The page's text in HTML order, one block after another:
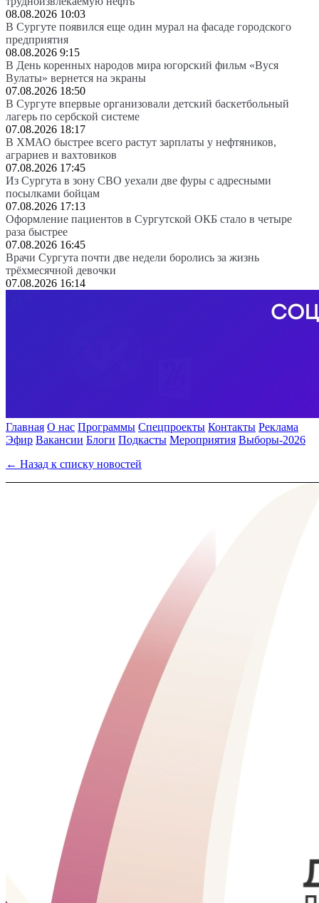
08.08.2026 10:03
В Сургуте появился еще один мурал на фасаде городского
предприятия
08.08.2026 9:15
В День коренных народов мира югорский фильм «Вуся
Вулаты» вернется на экраны
07.08.2026 18:50
В Сургуте впервые организовали детский баскетбольный
лагерь по сербской системе
07.08.2026 18:17
В ХМАО быстрее всего растут зарплаты у нефтяников,
аграриев и вахтовиков
07.08.2026 17:45
Из Сургута в зону СВО уехали две фуры с адресными
посылками бойцам
07.08.2026 17:13
Оформление пациентов в Сургутской ОКБ стало в четыре
раза быстрее
07.08.2026 16:45
Врачи Сургута почти две недели боролись за жизнь
трёхмесячной девочки
07.08.2026 16:14
Главная О нас Программы Спецпроекты Контакты Реклама
Эфир Вакансии Блоги Подкасты Мероприятия Выборы-2026
← Назад к списку новостей